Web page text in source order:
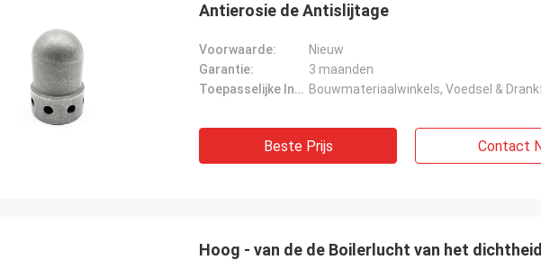
Antierosie de Antislijtage
Voorwaarde:
Nieuw
Garantie:
3 maanden
Toepasselijke Industrie: Bouwmateriaalwinkels, Voedsel &
Beste Prijs Contact
Hoog - van de de Boilerlucht van het